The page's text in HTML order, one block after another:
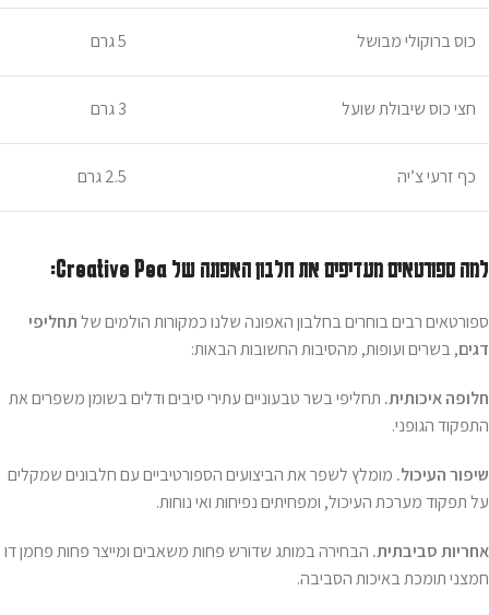
כוס ברוקולי מבושל 5 גרם
חצי כוס שיבולת שועל 3 גרם
כף זרעי צ’יה 2.5 גרם
למה ספורטאים מעדיפים את חלבון האפונה של Creative Pea:
ספורטאים רבים בוחרים בחלבון האפונה שלנו כמקורות הולמים שלתחליפי
דגים, בשרים ועופות, מהסיבות החשובות הבאות:
חלופה איכותית. תחליפי בשר טבעוניים עתירי סיבים ודלים בשומן משפרים את
התפקוד הגופני.
שיפור העיכול. מומלץ לשפר את הביצועים הספורטיביים עם חלבונים שמקלים
על תפקוד מערכת העיכול, ומפחיתים נפיחות ואי נוחות.
אחריות סביבתית. הבחירה במותג שדורש פחות משאבים ומייצר פחות פחמן דו
חמצני תומכת באיכות הסביבה.